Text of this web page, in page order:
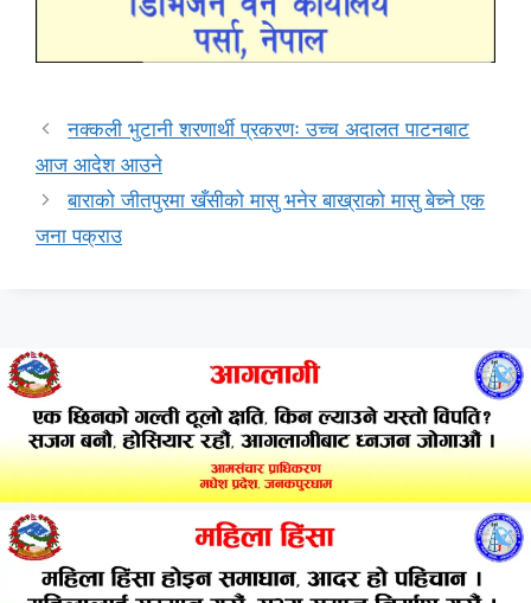
नक्कली भुटानी शरणार्थी प्रकरणः उच्च अदालत पाटनबाट
आज आदेश आउने
बाराको जीतपुरमा खँसीको मासु भनेर बाख्राको मासु बेच्ने एक
जना पक्राउ